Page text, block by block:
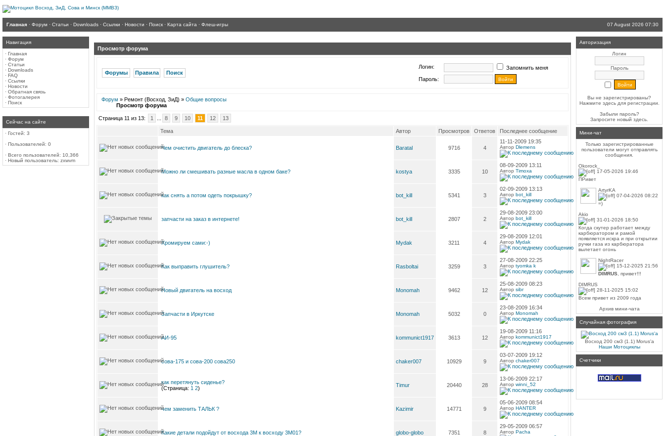
Главная · Форум · Статьи · Downloads · Ссылки · Новости · Поиск · Карта сайта · Флеш-игры 07 August 2026 07:30
Навигация
· Главная
· Форум
· Статьи
· Downloads
· FAQ
· Ссылки
· Новости
· Обратная связь
· Фотогалерея
· Поиск
Сейчас на сайте
· Гостей: 3
· Пользователей: 0
· Всего пользователей: 10,366
· Новый пользователь: zxwvm
Просмотр форума
Форумы Правила Поиск
Логин:
Запомнить меня
Пароль:
Форум » Ремонт (Восход, ЗиД) » Общие вопросы
Просмотр форума
Страница 11 из 13: 1 8 9 10 11 12 13
Тема Автор Просмотров Ответов Последнее сообщение
Чем очистить двигатель до блеска? Baratal 9716 4
11-11-2009 19:35
Автор Dlemens
Можно ли смешивать разные масла в одном баке? kostya 3335 10
08-09-2009 13:11
Автор Timoxa
как снять а потом одеть покрышку? bot_kill 5341 3
02-09-2009 13:13
Автор bot_kill
запчасти на заказ в интернете! bot_kill 2807 2
29-08-2009 23:00
Автор bot_kill
Хромируем сами:-) Mydak 3211 4
29-08-2009 12:01
Автор Mydak
Как выправить глушитель? Rasboltai 3259 3
27-08-2009 22:25
Автор tyomka k
Новый двигатель на восход Monomah 9462 12
25-08-2009 08:23
Автор sibr
Запчасти в Иркутске Monomah 5032 0
23-08-2009 16:34
Автор Monomah
АИ-95 kommunict1917 3613 12
19-08-2009 11:16
Автор kommunict1917
сова-175 и сова-200 сова250 chaker007 10929 9
03-07-2009 19:12
Автор chaker007
как перетянуть сиденье?
(Страница: 1 2) Timur 20440 28
13-06-2009 22:17
Автор winni_52
чем заменить ТАЛЬК ? Kazimir 14771 9
05-06-2009 08:54
Автор HANTER
Какие детали подойдут от восхода 3М к восходу 3М01? globo-globo 7351 8
29-05-2009 06:57
Автор Pacha
Авторизация
Логин
Пароль
Вы не зарегистрированы?
Нажмите здесьдля регистрации.
Забыли пароль?
Запросите новый здесь.
Мини-чат
Только зарегистрированные
пользователи могут отправлять
сообщения.
Okorock_
17-05-2026 19:46
ПРивет
ArtyrKA
07-04-2026 08:22
=)
Akio
31-01-2026 18:50
Когда скутер работает между
карбюратором и рамой
появляется искра и при открытии
ручки газа из карбюратора
вылетает огонь
NightRacer
15-12-2025 21:56
DIMRUS , привет!!!
DIMRUS
28-11-2025 15:02
Всем привет из 2009 года
Архив мини-чата
Случайная фотография
Восход 200 см3 (1.1) Morus'a
Наши Мотоциклы
Счетчики